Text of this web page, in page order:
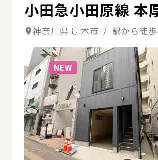
小田急小田原線 本
神奈川県 厚木市 / 駅から徒
NEW